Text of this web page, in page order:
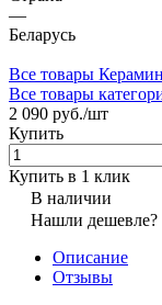
—
Беларусь
Все товары Керамин
Все товары
2 090 руб./шт
Купить
Купить в 1 клик
В наличии
Нашли дешевле?
Описание
Отзывы